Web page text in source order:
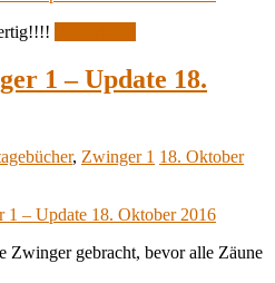
1 – Update 18.
, Zwinger 1 18. Oktober
Zwinger gebracht, bevor alle Zäune